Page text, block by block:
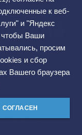
к веб-
и "Яндекс
чтобы Ваши
просим
и сбор
Вашего браузера
СОГЛАСЕН
авторThemeansar